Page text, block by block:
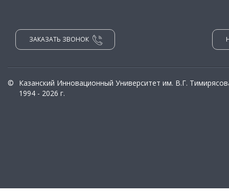
ЗАКАЗАТЬ ЗВОНОК
©
Казанский Инновационный Университет им. В.Г.
1994 - 2026 г.